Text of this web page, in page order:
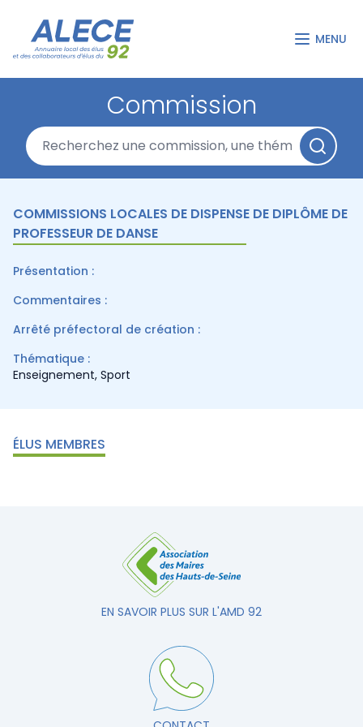
MENU
Commission
COMMISSIONS LOCALES DE DISPENSE DE DIPLÔME DE
PROFESSEUR DE DANSE
Présentation :
Commentaires :
Arrêté préfectoral de création :
Thématique :
Enseignement, Sport
ÉLUS MEMBRES
EN SAVOIR PLUS SUR L'AMD 92